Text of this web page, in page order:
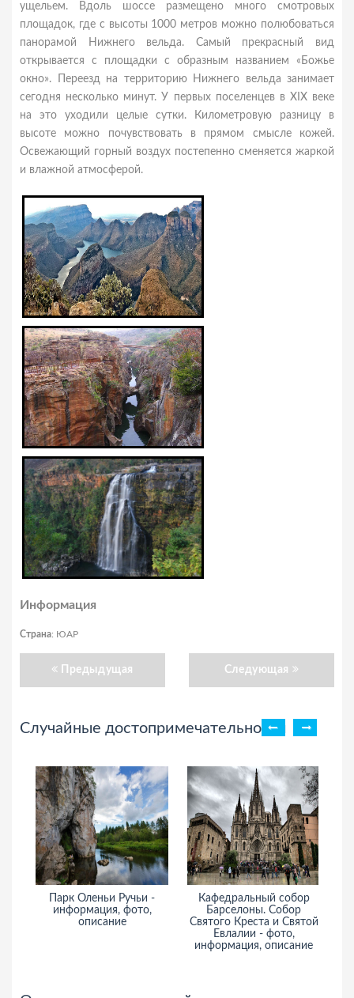
ущельем. Вдоль шоссе размещено много смотровых
площадок, где с высоты 1000 метров можно полюбоваться
панорамой Нижнего вельда. Самый прекрасный вид
открывается с площадки с образным названием «Божье
окно». Переезд на территорию Нижнего вельда занимает
сегодня несколько минут. У первых поселенцев в XIX веке
на это уходили целые сутки. Километровую разницу в
высоте можно почувствовать в прямом смысле кожей.
Освежающий горный воздух постепенно сменяется жаркой
и влажной атмосферой.
Информация
Страна: ЮАР
Предыдущая Следующая
Случайные достопримечательности
Парк Оленьи Ручьи -
информация, фото,
описание
Кафедральный собор
Барселоны. Собор
Святого Креста и Святой
Евлалии - фото,
информация, описание